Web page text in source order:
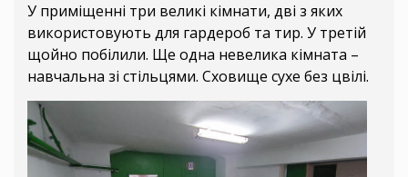
У приміщенні три великі кімнати, дві з яких
використовують для гардероб та тир. У третій
щойно побілили. Ще одна невелика кімната –
навчальна зі стільцями. Сховище сухе без цвілі.